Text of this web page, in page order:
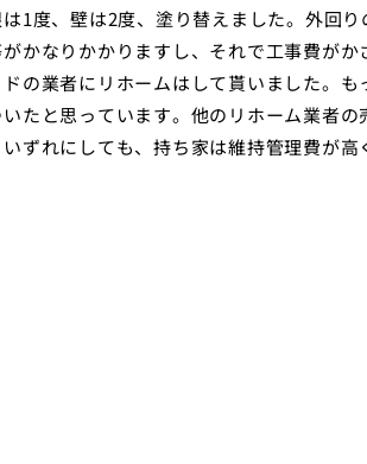
1度、壁は2度、塗り替えました。外回
かなりかかりますし、それで工事費が
の業者にリホームはして貰いました。
たと思っています。他のリホーム業者
ずれにしても、持ち家は維持管理費が高